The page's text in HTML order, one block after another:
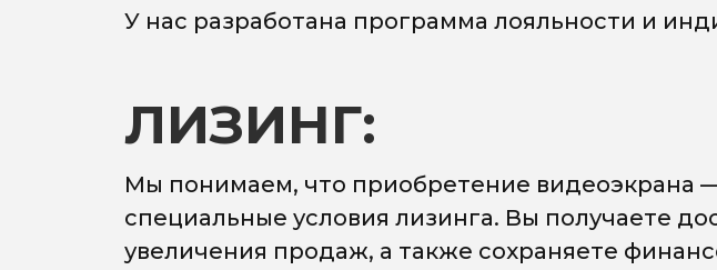
У нас разработана программа лояльности и
ЛИЗИНГ:
Мы понимаем, что приобретение видеоэкрана
специальные условия лизинга. Вы получаете
увеличения продаж, а также сохраняете